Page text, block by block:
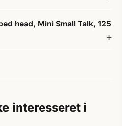
head, Mini Small Talk, 125
interesseret i